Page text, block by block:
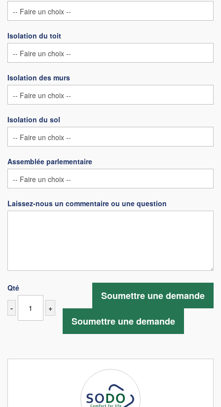
Isolation du toit
Isolation des murs
Isolation du sol
Assemblée parlementaire
Laissez-nous un commentaire ou une question
Qté
- +
Soumettre une demande
Soumettre une demande